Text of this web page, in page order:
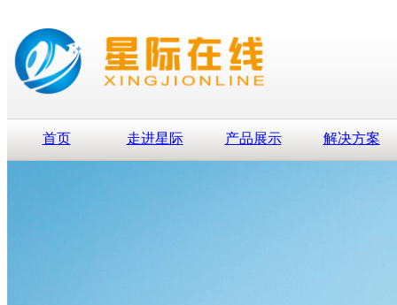
首页 走进星际 产品展示 解决方案